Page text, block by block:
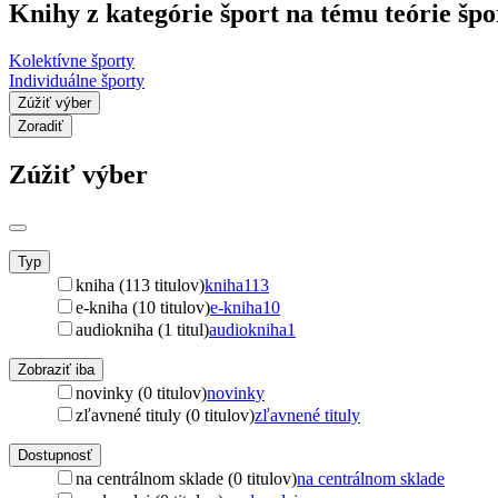
Knihy z kategórie šport na tému teórie
Kolektívne športy
Individuálne športy
Zúžiť výber
Zoradiť
Zúžiť výber
Typ
kniha (113 titulov)kniha113
e-kniha (10 titulov)e-kniha10
audiokniha (1 titul)audiokniha1
Zobraziť iba
novinky (0 titulov)novinky
zľavnené tituly (0 titulov)zľavnené tituly
Dostupnosť
na centrálnom sklade (0 titulov)na centrálnom sklade